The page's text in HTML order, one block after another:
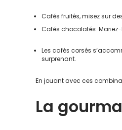
Cafés fruités, misez sur
Cafés chocolatés.
Les cafés corsés
surprenant.
En jouant avec ces
La